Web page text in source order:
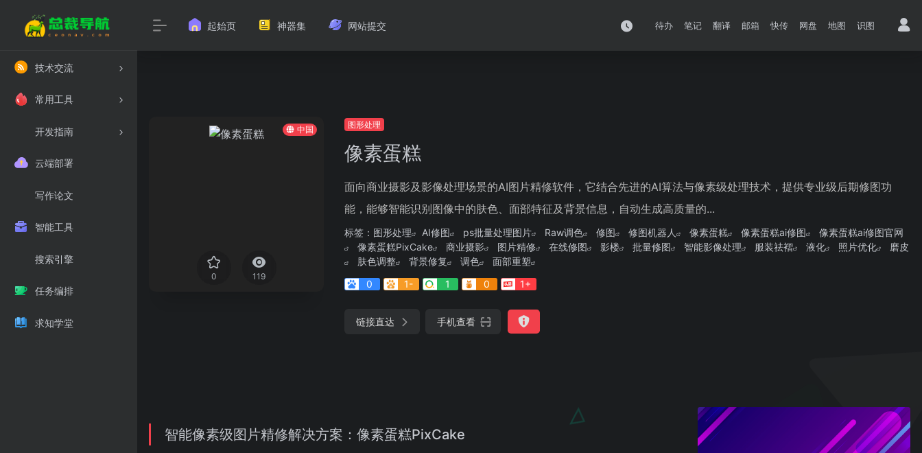
技术交流
常用工具
开发指南
云端部署
写作论文
智能工具
搜索引擎
任务编排
求知学堂
起始页 神器集 网站提交 待办 笔记 翻译 邮箱 快传 网盘 地图 识图
中国
0 119
图形处理
像素蛋糕
面向商业摄影及影像处理场景的AI图片精修软件，它结合先进的AI算法与像素级处理技术，提供专业级后期修图功
能，能够智能识别图像中的肤色、面部特征及背景信息，自动生成高质量的...
标签： 图形处理 AI修图 ps批量处理图片 Raw调色 修图 修图机器人 像素蛋糕 像素蛋糕ai修图
像素蛋糕ai修图官网
像素蛋糕PixCake
商业摄影 图片精修 在线修图 影楼 批量修图 智能影像处理 服装祛褶 液化 照片优化
磨皮
肤色调整
背景修复 调色
面部重塑
0
1- 1 0 1+
链接直达 手机查看
智能像素级图片精修解决方案：像素蛋糕PixCake